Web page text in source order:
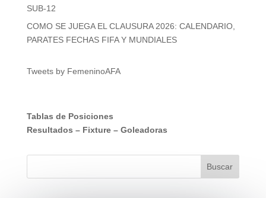
SUB-12
COMO SE JUEGA EL CLAUSURA 2026: CALENDARIO,
PARATES FECHAS FIFA Y MUNDIALES
Tweets by FemeninoAFA
Tablas de Posiciones
Resultados – Fixture– Goleadoras